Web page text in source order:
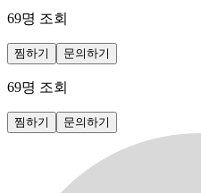
69명 조회
찜하기 문의하기
69명 조회
찜하기 문의하기